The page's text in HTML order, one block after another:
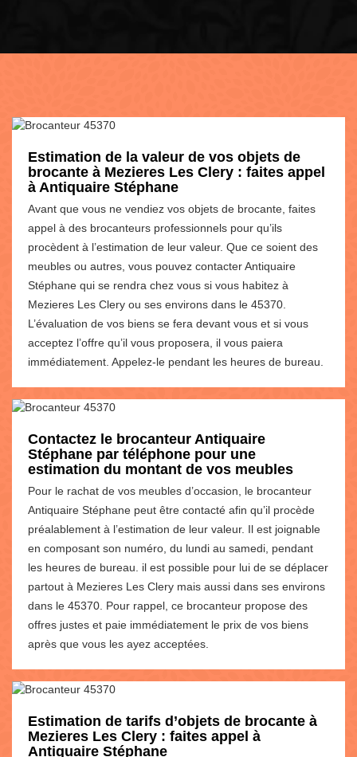
Estimation de la valeur de vos objets de
brocante à Mezieres Les Clery : faites appel
à Antiquaire Stéphane
Avant que vous ne vendiez vos objets de brocante, faites
appel à des brocanteurs professionnels pour qu’ils
procèdent à l’estimation de leur valeur. Que ce soient des
meubles ou autres, vous pouvez contacter Antiquaire
Stéphane qui se rendra chez vous si vous habitez à
Mezieres Les Clery ou ses environs dans le 45370.
L’évaluation de vos biens se fera devant vous et si vous
acceptez l’offre qu’il vous proposera, il vous paiera
immédiatement. Appelez-le pendant les heures de bureau.
Contactez le brocanteur Antiquaire
Stéphane par téléphone pour une
estimation du montant de vos meubles
Pour le rachat de vos meubles d’occasion, le brocanteur
Antiquaire Stéphane peut être contacté afin qu’il procède
préalablement à l’estimation de leur valeur. Il est joignable
en composant son numéro, du lundi au samedi, pendant
les heures de bureau. il est possible pour lui de se déplacer
partout à Mezieres Les Clery mais aussi dans ses environs
dans le 45370. Pour rappel, ce brocanteur propose des
offres justes et paie immédiatement le prix de vos biens
après que vous les ayez acceptées.
Estimation de tarifs d’objets de brocante à
Mezieres Les Clery : faites appel à
Antiquaire Stéphane